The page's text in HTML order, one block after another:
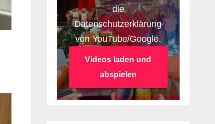
die
Datenschutzerklärung
von YouTube/Google.
Videos laden und
abspielen